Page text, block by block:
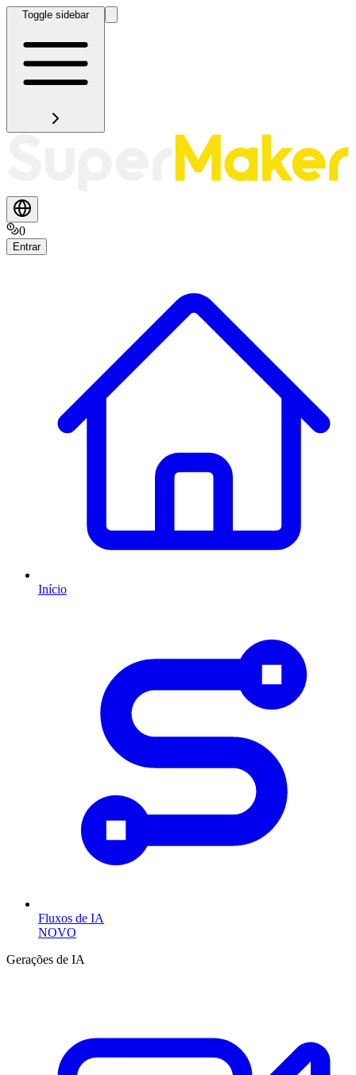
Toggle sidebar
0
Entrar
Início
Fluxos de IA
NOVO
Gerações de IA